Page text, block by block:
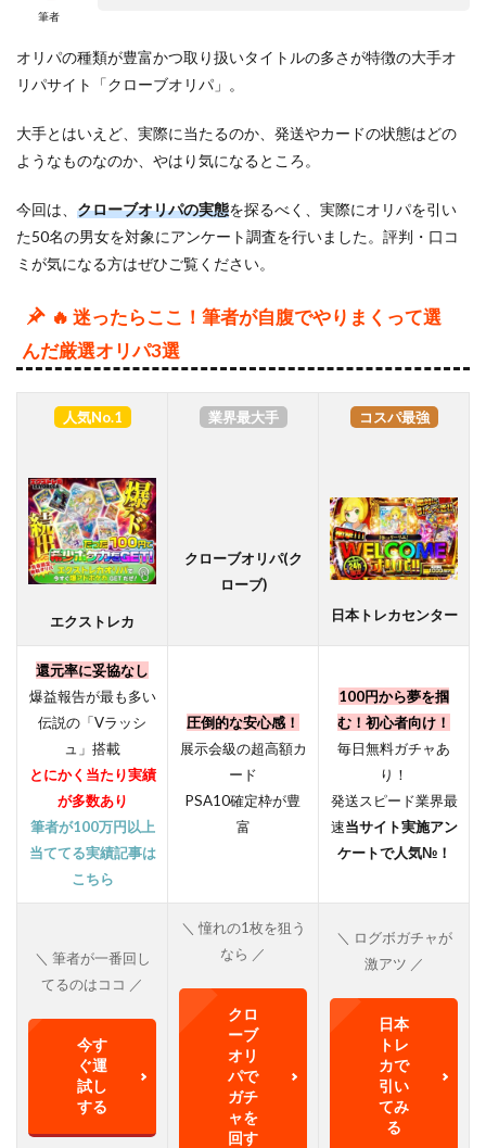
筆者
オリパの種類が豊富かつ取り扱いタイトルの多さが特徴の大手オ
リパサイト「クローブオリパ」。
大手とはいえど、実際に当たるのか、発送やカードの状態はどの
ようなものなのか、やはり気になるところ。
今回は、 クローブオリパの実態を探るべく、実際にオリパを引い
た50名の男女を対象にアンケート調査を行いました。評判・口コ
ミが気になる方はぜひご覧ください。
🔥 迷ったらここ！筆者が自腹でやりまくって選
んだ厳選オリパ3選
人気No.1
エクストレカ
業界最大手
クローブオリパ(ク
ローブ)
コスパ最強
日本トレカセンター
還元率に妥協なし
爆益報告が最も多い
伝説の「Vラッシ
ュ」搭載
とにかく当たり実績
が多数あり
筆者が100万円以上
当ててる実績記事は
こちら
圧倒的な安心感！
展示会級の超高額カ
ード
PSA10確定枠が豊
富
100円から夢を掴
む！初心者向け！
毎日無料ガチャあ
り！
発送スピード業界最
速当サイト実施アン
ケートで人気№！
＼ 筆者が一番回し
てるのはココ ／
今す
ぐ運
試し
する
＼ 憧れの1枚を狙う
なら ／
クロ
ーブ
オリ
パで
ガチ
ャを
回す
＼ ログボガチャが
激アツ ／
日本
トレ
カで
引い
てみ
る